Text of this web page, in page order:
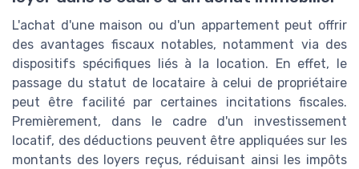
L'achat d'une maison ou d'un appartement peut offrir
des avantages fiscaux notables, notamment via des
dispositifs spécifiques liés à la location. En effet, le
passage du statut de locataire à celui de propriétaire
peut être facilité par certaines incitations fiscales.
Premièrement, dans le cadre d'un investissement
locatif, des déductions peuvent être appliquées sur les
montants des loyers reçus, réduisant ainsi les impôts